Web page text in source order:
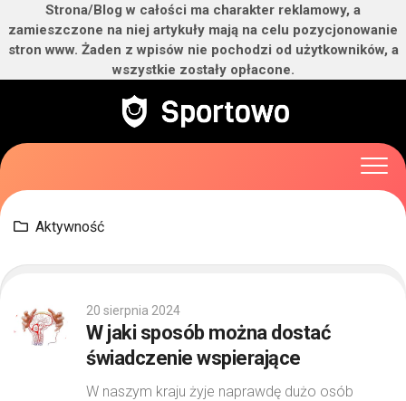
Strona/Blog w całości ma charakter reklamowy, a
zamieszczone na niej artykuły mają na celu pozycjonowanie
stron www. Żaden z wpisów nie pochodzi od użytkowników, a
wszystkie zostały opłacone.
Aktywność
20 sierpnia 2024
W jaki sposób można dostać
świadczenie wspierające
W naszym kraju żyje naprawdę dużo osób